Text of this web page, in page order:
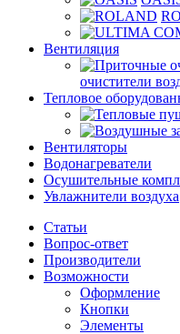
Вентиляция
очистители
Тепловое
Вентиляторы
Водонагреватели
Осушительные
Увлажнители воздуха
Статьи
Вопрос-ответ
Производители
Возможности
Оформление
Кнопки
Элементы